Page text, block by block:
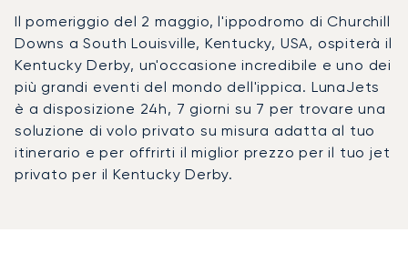
Il pomeriggio del 2 maggio, l'ippodromo di Churchill
Downs a South Louisville, Kentucky, USA, ospiterà il
Kentucky Derby, un'occasione incredibile e uno dei
più grandi eventi del mondo dell'ippica. LunaJets
è a disposizione 24h, 7 giorni su 7 per trovare una
soluzione di volo privato su misura adatta al tuo
itinerario e per offrirti il miglior prezzo per il tuo jet
privato per il Kentucky Derby.